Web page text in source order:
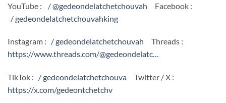
YouTube : / @gedeondelatchetchouvah
Facebook :
/ gedeondelatchetchouvahking
Instagram : / gedeondelatchetchouvah
Threads :
https://www.threads.com/@gedeondelatc…
TikTok : / gedeondelatchetchouva
Twitter / X :
https://x.com/gedeontchetchv